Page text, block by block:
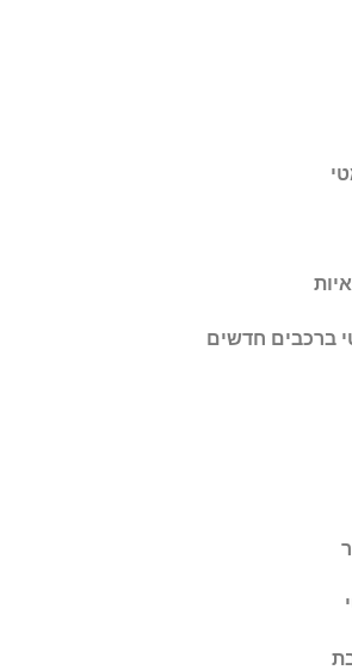
ברכבים חדשים